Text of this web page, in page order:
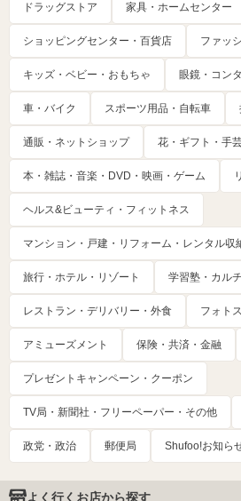
ドラッグストア 家具・ホームセンター
ショッピングセンター・百貨店 ファッ
キッズ・ベビー・おもちゃ 眼鏡・コン
車・バイク スポーツ用品・自転車
通販・ネットショップ 花・ギフト・手
本・雑誌・音楽・DVD・映画・ゲーム
ヘルス&ビューティ・フィットネス
マンション・戸建・リフォーム・レンタル収
旅行・ホテル・リゾート 学習塾・カル
レストラン・デリバリー・外食 フォト
アミューズメント 保険・共済・金融
プレゼントキャンペーン・クーポン
TV局・新聞社・フリーペーパー・その他
政党・政治 郵便局 Shufoo!お知ら
よく行くお店から探す